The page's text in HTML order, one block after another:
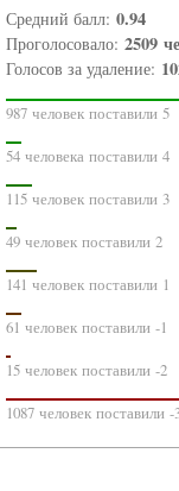
Средний балл: 0.94
Проголосовало: 2509
Голосов за удаление:
987 человек поставили 5
54 человека поставили 4
115 человек поставили 3
49 человек поставили 2
141 человек поставили 1
61 человек поставили -1
15 человек поставили -2
1087 человек поставили -